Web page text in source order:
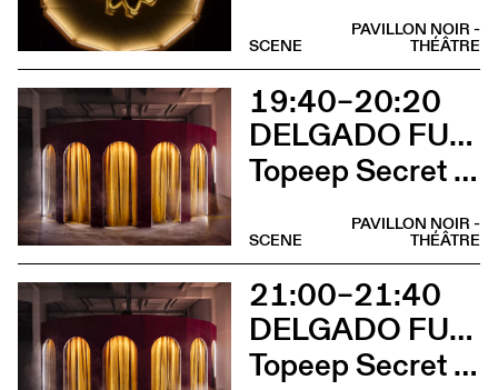
PAVILLON NOIR -
THÉÂTRE
SCENE
19:40–20:20
DELGADO FUCHS
Topeep Secret Box (Complet)
PAVILLON NOIR -
THÉÂTRE
SCENE
21:00–21:40
DELGADO FUCHS
Topeep Secret Box (Complet)